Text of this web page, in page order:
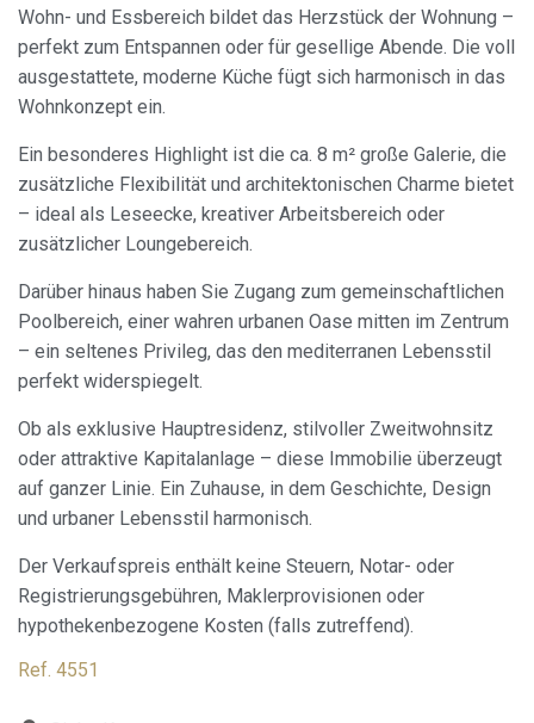
Wohn- und Essbereich bildet das Herzstück der Wohnung –
perfekt zum Entspannen oder für gesellige Abende. Die voll
ausgestattete, moderne Küche fügt sich harmonisch in das
Wohnkonzept ein.
Ein besonderes Highlight ist die ca. 8 m² große Galerie, die
zusätzliche Flexibilität und architektonischen Charme bietet
– ideal als Leseecke, kreativer Arbeitsbereich oder
zusätzlicher Loungebereich.
Darüber hinaus haben Sie Zugang zum gemeinschaftlichen
Poolbereich, einer wahren urbanen Oase mitten im Zentrum
– ein seltenes Privileg, das den mediterranen Lebensstil
perfekt widerspiegelt.
Ob als exklusive Hauptresidenz, stilvoller Zweitwohnsitz
oder attraktive Kapitalanlage – diese Immobilie überzeugt
auf ganzer Linie. Ein Zuhause, in dem Geschichte, Design
und urbaner Lebensstil harmonisch.
Der Verkaufspreis enthält keine Steuern, Notar- oder
Registrierungsgebühren, Maklerprovisionen oder
hypothekenbezogene Kosten (falls zutreffend).
Ref. 4551
Cookies ändern
Diese Website verwendet eigene Cookies, um
Informationen zu sammeln, um unsere Dienste zu
verbessern. Wenn Sie weiter surfen, akzeptieren Sie deren
Installation. Der Benutzer hat die Möglichkeit, seinen
Browser zu konfigurieren und auf Wunsch zu verhindern,
bedenken muss, dass dies zu Schwierigkeiten beim
Navigieren auf der Website führen kann.
Analytik und Anpassung
Verhaltens der Nutzer dieser Website. Die durch diese Art
von Cookies gesammelten Informationen werden
verwendet, um die Aktivität des Webs zu messen, um
Benutzernavigationsprofile zu erstellen, um basierend auf
der Analyse der Nutzungsdaten der Benutzer des Dienstes
Verbesserungen einzuführen. Sie ermöglichen es uns, die
Präferenzinformationen des Benutzers zu speichern, um